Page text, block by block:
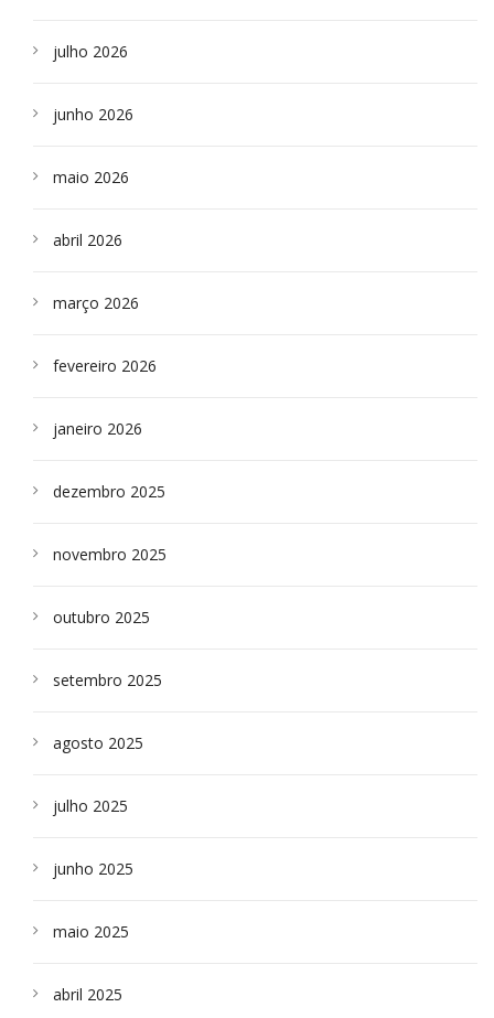
julho 2026
junho 2026
maio 2026
abril 2026
março 2026
fevereiro 2026
janeiro 2026
dezembro 2025
novembro 2025
outubro 2025
setembro 2025
agosto 2025
julho 2025
junho 2025
maio 2025
abril 2025